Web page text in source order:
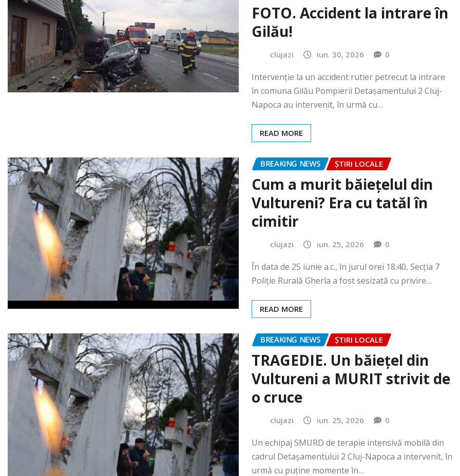
clujazi iun. 30, 2026 0
Intervenție la un accident rutier petrecut la intrare
în comuna Gilău Pompierii Detașamentului 2 Cluj-
Napoca au intervenit, în urmă cu…
READ MORE
BREAKING NEWS
Cum a murit băiețelul din
Vultureni? Era cu tatăl în
cimitir
clujazi iun. 25, 2026 0
În data de 25 iunie a.c., în jurul orei 18:40, Secția 7
Poliție Rurală Gherla a fost sesizată cu privire…
READ MORE
BREAKING NEWS
TRAGEDIE. Un băiețel din
Vultureni a MURIT strivit de
o cruce
clujazi iun. 25, 2026 0
Un echipaj SMURD de terapie intensivă mobilă din
cadrul Detașamentului 2 Cluj-Napoca a intervenit, în
urmă cu puține momente în…
READ MORE